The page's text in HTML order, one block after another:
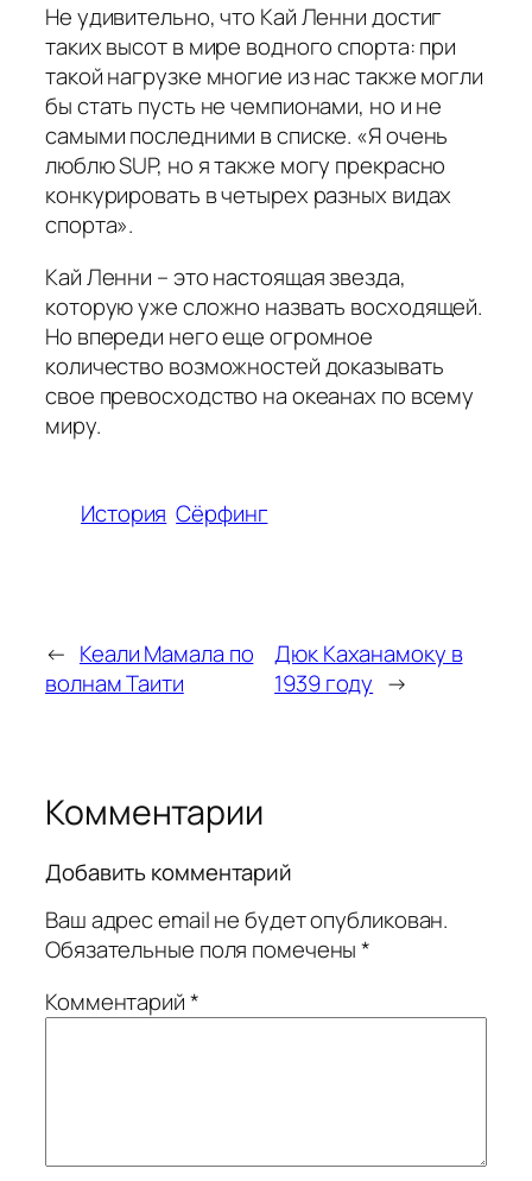
Не удивительно, что Кай Ленни достиг
таких высот в мире водного спорта: при
такой нагрузке многие из нас также могли
бы стать пусть не чемпионами, но и не
самыми последними в списке. «Я очень
люблю SUP, но я также могу прекрасно
конкурировать в четырех разных видах
спорта».
Кай Ленни – это настоящая звезда,
которую уже сложно назвать восходящей.
Но впереди него еще огромное
количество возможностей доказывать
свое превосходство на океанах по всему
миру.
История Сёрфинг
← Кеали Мамала по
волнам Таити
Дюк Каханамоку в
1939 году →
Комментарии
Добавить комментарий
Ваш адрес email не будет опубликован.
Обязательные поля помечены*
Комментарий*